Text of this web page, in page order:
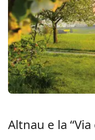
Altnau e la